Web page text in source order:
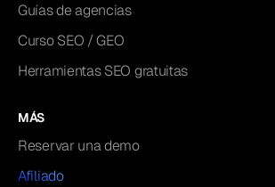
Guías de agencias
Curso SEO / GEO
Herramientas SEO gratuitas
MÁS
Reservar una demo
Afiliado